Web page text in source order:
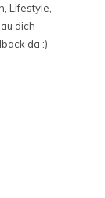
Lifestyle,
dich
da :)